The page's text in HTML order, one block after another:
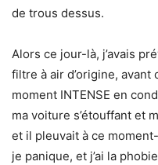
de trous dessus.
Alors ce jour-là, j’avais
filtre à air d’origine, avant
moment INTENSE en
ma voiture s’étouffant et
et il pleuvait à ce
je panique, et j’ai la